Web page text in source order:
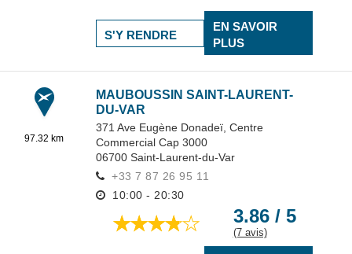
EN SAVOIR
PLUS
S'Y RENDRE
97.32 km
MAUBOUSSIN SAINT-LAURENT-
DU-VAR
371 Ave Eugène Donadeï, Centre
Commercial Cap 3000
06700 Saint-Laurent-du-Var
+33 7 87 26 95 11
10:00 - 20:30
3.86 / 5
(7 avis)